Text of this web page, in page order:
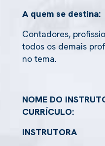
A quem se destina:
Contadores,
todos os demais
no tema.
NOME DO
CURRÍCULO:
INSTRUTORA